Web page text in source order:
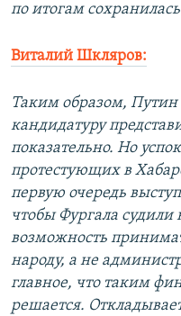
по итогам
Виталий Шкляров:
Таким образом, Путин
кандидатуру
показательно. Но
протестующих в
первую очередь
чтобы Фургала судили
возможность
народу, а не
главное, что таким
решается.